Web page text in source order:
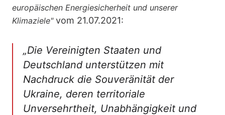
europäischen Energiesicherheit und unserer
Klimaziele"vom 21.07.2021:
„Die Vereinigten Staaten und
Deutschland unterstützen mit
Nachdruck die Souveränität der
Ukraine, deren territoriale
Unversehrtheit, Unabhängigkeit und